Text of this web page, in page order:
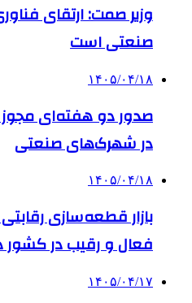
وزیر صمت: ارتقای
صنعتی است
۱۴۰۵/۰۴/۱۸
صدور دو هفته‌ای
در شهرک‌های صنعتی
۱۴۰۵/۰۴/۱۸
فعال و رقیب در کشور
۱۴۰۵/۰۴/۱۷